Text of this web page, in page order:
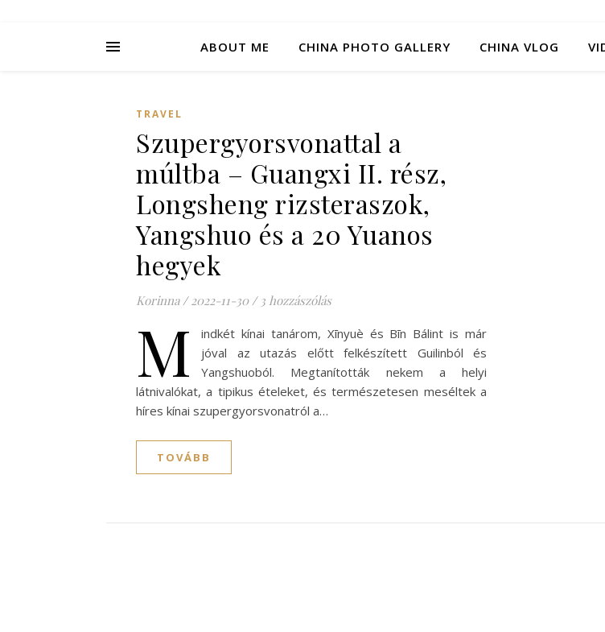
ABOUT ME CHINA PHOTO GALLERY CHINA VLOG
TRAVEL
Szupergyorsvonattal a
múltba – Guangxi II. rész,
Longsheng rizsteraszok,
Yangshuo és a 20 Yuanos
hegyek
Korinna / 2022-11-30 / 3 hozzászólás
M
indkét kínai tanárom, Xīnyuè és Bīn Bálint is már
jóval az utazás előtt felkészített Guilinból és
Yangshuoból. Megtanították nekem a helyi
látnivalókat, a tipikus ételeket, és természetesen meséltek a
híres kínai szupergyorsvonatról a…
TOVÁBB